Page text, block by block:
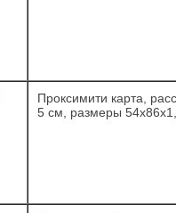
Проксимити карта,
5 см, размеры